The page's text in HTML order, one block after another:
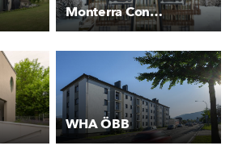
Monterra Concept Termag
WHA ÖBB